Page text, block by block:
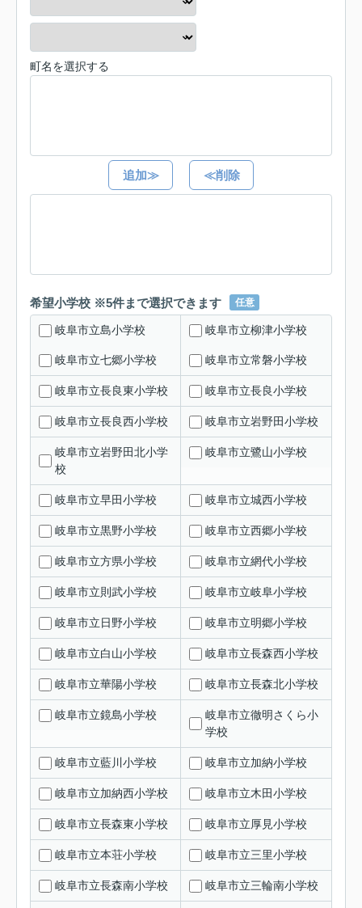
町名を選択する
追加≫ ≪削除
希望小学校 ※5件まで選択できます 任意
岐阜市立島小学校 岐阜市立柳津小学校
岐阜市立七郷小学校 岐阜市立常磐小学校
岐阜市立長良東小学校 岐阜市立長良小学校
岐阜市立長良西小学校 岐阜市立岩野田小学校
岐阜市立岩野田北小学
校
岐阜市立鷺山小学校
岐阜市立早田小学校 岐阜市立城西小学校
岐阜市立黒野小学校 岐阜市立西郷小学校
岐阜市立方県小学校 岐阜市立網代小学校
岐阜市立則武小学校 岐阜市立岐阜小学校
岐阜市立日野小学校 岐阜市立明郷小学校
岐阜市立白山小学校 岐阜市立長森西小学校
岐阜市立華陽小学校 岐阜市立長森北小学校
岐阜市立鏡島小学校
岐阜市立徹明さくら小
学校
岐阜市立藍川小学校 岐阜市立加納小学校
岐阜市立加納西小学校 岐阜市立木田小学校
岐阜市立長森東小学校 岐阜市立厚見小学校
岐阜市立本荘小学校 岐阜市立三里小学校
岐阜市立長森南小学校 岐阜市立三輪南小学校